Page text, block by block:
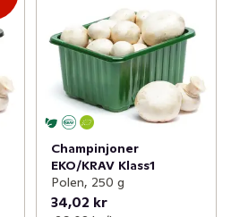
Champinjoner
EKO/KRAV Klass1
Polen, 250 g
34,02 kr